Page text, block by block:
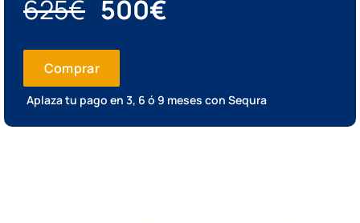
625€ 500€
Comprar
Aplaza tu pago en 3, 6 ó 9 meses con Sequra